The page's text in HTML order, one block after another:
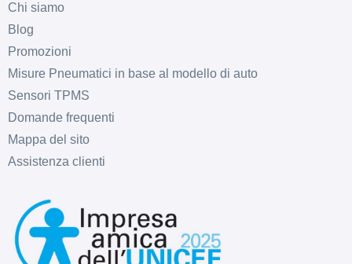
Chi siamo
Blog
Promozioni
Misure Pneumatici in base al modello di auto
Sensori TPMS
Domande frequenti
Mappa del sito
Assistenza clienti